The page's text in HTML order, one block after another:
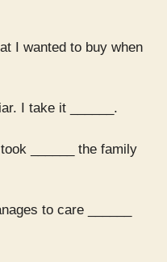
I wanted to buy when
I take it ______.
______ the family
to care ______